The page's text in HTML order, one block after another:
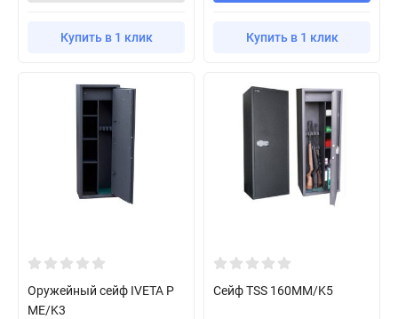
Купить в 1 клик Купить в 1 клик
Оружейный сейф IVETA P
ME/K3
Сейф TSS 160MM/K5